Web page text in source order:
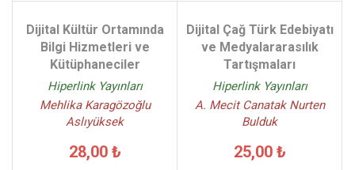
Dijital Kültür Ortamında
Bilgi Hizmetleri ve
Kütüphaneciler
Hiperlink Yayınları
Mehlika Karagözoğlu
Aslıyüksek
28,00 ₺
Dijital Çağ Türk Edebiyatı
ve Medyalararasılık
Tartışmaları
Hiperlink Yayınları
A. Mecit Canatak Nurten
Bulduk
25,00 ₺